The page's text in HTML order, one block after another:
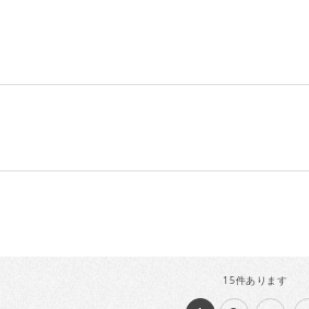
15件あります